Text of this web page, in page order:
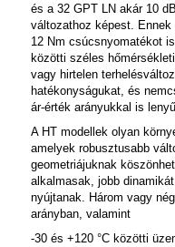
és a 32 GPT LN akár 10
változathoz képest.
12 Nm csúcsnyomatékot
közötti széles
vagy hirtelen
hatékonyságukat, és
ár-érték arányukkal is
A HT modellek olyan
amelyek robusztusabb
geometriájuknak
alkalmasak, jobb
nyújtanak. Három vagy
arányban, valamint
-30 és +120 °C közötti